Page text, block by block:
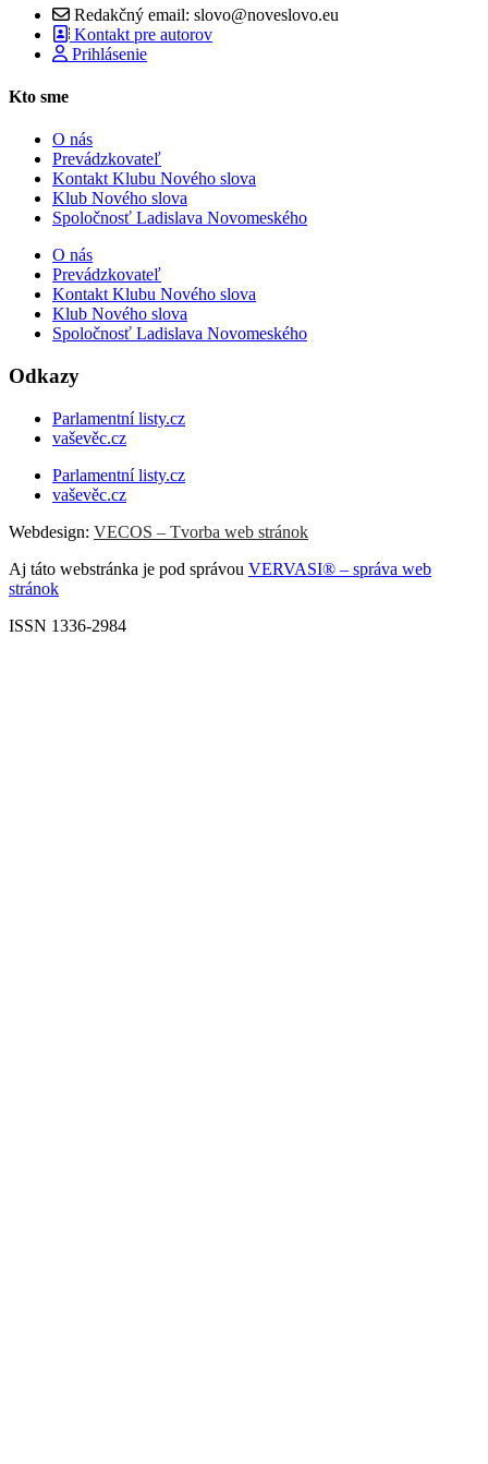
Redakčný email: slovo@noveslovo.eu
Kontakt pre autorov
Prihlásenie
Kto sme
O nás
Prevádzkovateľ
Kontakt Klubu Nového slova
Klub Nového slova
Spoločnosť Ladislava Novomeského
O nás
Prevádzkovateľ
Kontakt Klubu Nového slova
Klub Nového slova
Spoločnosť Ladislava Novomeského
Odkazy
Parlamentní listy.cz
vaševěc.cz
Parlamentní listy.cz
vaševěc.cz
Webdesign: VECOS – Tvorba web stránok
Aj táto webstránka je pod správou VERVASI® – správa web
stránok
ISSN 1336-2984